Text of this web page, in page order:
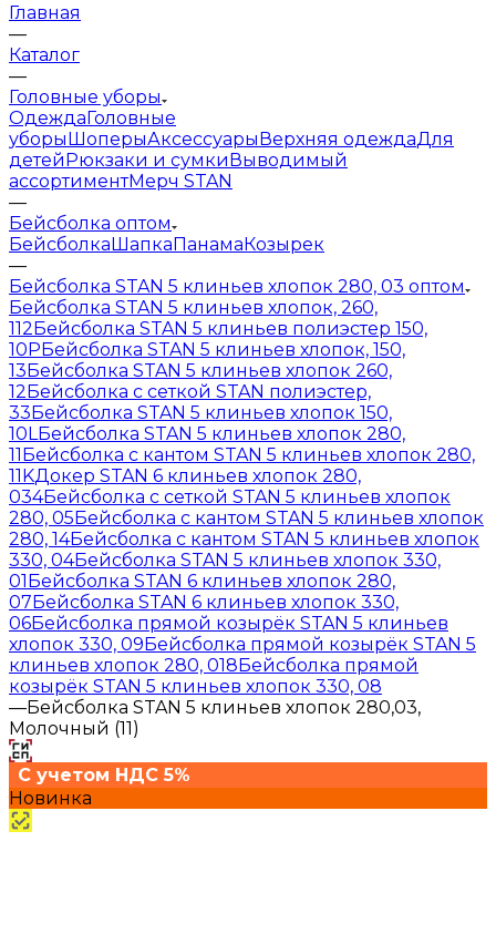
Главная
—
Каталог
—
Головные уборы
ОдеждаГоловные
уборыШоперыАксессуарыВерхняя одеждаДля
детейРюкзаки и сумкиВыводимый
ассортиментМерч STAN
—
Бейсболка оптом
БейсболкаШапкаПанамаКозырек
—
Бейсболка STAN 5 клиньев хлопок 280, 03 оптом
Бейсболка STAN 5 клиньев хлопок, 260,
112Бейсболка STAN 5 клиньев полиэстер 150,
10PБейсболка STAN 5 клиньев хлопок, 150,
13Бейсболка STAN 5 клиньев хлопок 260,
12Бейсболка с сеткой STAN полиэстер,
33Бейсболка STAN 5 клиньев хлопок 150,
10L Бейсболка STAN 5 клиньев хлопок 280,
11Бейсболка с кантом STAN 5 клиньев хлопок 280,
11KДокер STAN 6 клиньев хлопок 280,
034Бейсболка с сеткой STAN 5 клиньев хлопок
280, 05Бейсболка с кантом STAN 5 клиньев хлопок
280, 14Бейсболка с кантом STAN 5 клиньев хлопок
330, 04Бейсболка STAN 5 клиньев хлопок 330,
01Бейсболка STAN 6 клиньев хлопок 280,
07Бейсболка STAN 6 клиньев хлопок 330,
06Бейсболка прямой козырёк STAN 5 клиньев
хлопок 330, 09Бейсболка прямой козырёк STAN 5
клиньев хлопок 280, 018Бейсболка прямой
козырёк STAN 5 клиньев хлопок 330, 08
—Бейсболка STAN 5 клиньев хлопок 280,03,
Молочный (11)
С учетом НДС 5%
Новинка